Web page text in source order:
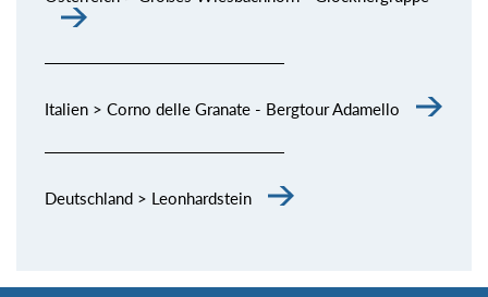
Italien > Corno delle Granate - Bergtour Adamello
Deutschland > Leonhardstein